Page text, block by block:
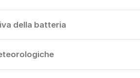
della batteria